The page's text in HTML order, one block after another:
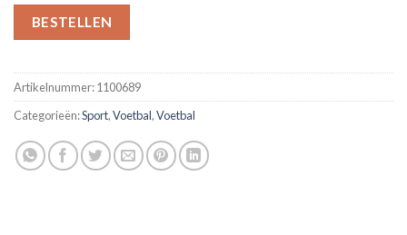
BESTELLEN
Artikelnummer:1100689
Categorieën:Sport,Voetbal,Voetbal